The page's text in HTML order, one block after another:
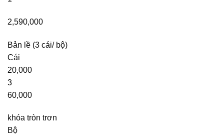
2,590,000
Bản lề (3 cái/ bộ)
Cái
20,000
3
60,000
khóa tròn trơn
Bộ